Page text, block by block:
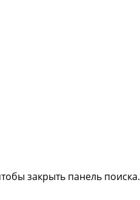
закрыть панель поиска.